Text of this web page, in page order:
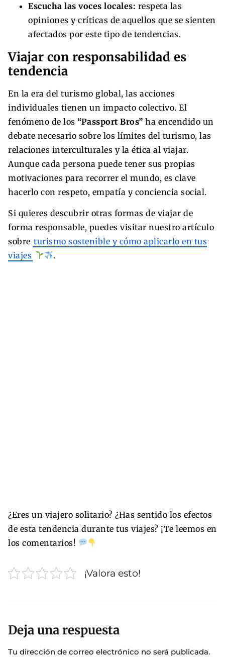
Escucha las voces locales: respeta las
opiniones y críticas de aquellos que se sienten
afectados por este tipo de tendencias.
Viajar con responsabilidad es
tendencia
En la era del turismo global, las acciones
individuales tienen un impacto colectivo. El
fenómeno de los “Passport Bros” ha encendido un
debate necesario sobre los límites del turismo, las
relaciones interculturales y la ética al viajar.
Aunque cada persona puede tener sus propias
motivaciones para recorrer el mundo, es clave
hacerlo con respeto, empatía y conciencia social.
Si quieres descubrir otras formas de viajar de
forma responsable, puedes visitar nuestro artículo
sobre turismo sostenible y cómo aplicarlo en tus
viajes
.
¿Eres un viajero solitario? ¿Has sentido los efectos
de esta tendencia durante tus viajes? ¡Te leemos en
los comentarios!
¡Valora esto!
Deja una respuesta
Tu dirección de correo electrónico no será publicada.